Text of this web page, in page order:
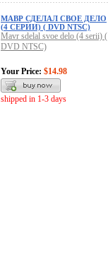
МАВР СДЕЛАЛ СВОЕ ДЕЛО
(4 СЕРИИ) ( DVD NTSC)
Mavr sdelal svoe delo (4 serii) (
DVD NTSC)
Your Price: $14.98
shipped in 1-3 days